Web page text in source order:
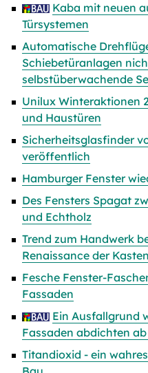
Kaba mit neuen
Türsystemen
Automatische
Schiebetüranlagen
selbstüberwachende
Unilux Winteraktionen
und Haustüren
Sicherheitsglasfinder
veröffentlich
Hamburger Fenster
Des Fensters Spagat
und Echtholz
Trend zum Handwerk
Renaissance der
Fesche Fenster-
Fassaden
Ein Ausfallgrund
Fassaden abdichten
Titandioxid - ein